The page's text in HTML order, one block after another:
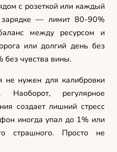
с розеткой или каждый
— лимит 80-90%
между ресурсом и
или долгий день без
без чувства вины.
не нужен для калибровки
Наоборот, регулярное
создает лишний стресс
иногда упал до 1% или
страшного. Просто не